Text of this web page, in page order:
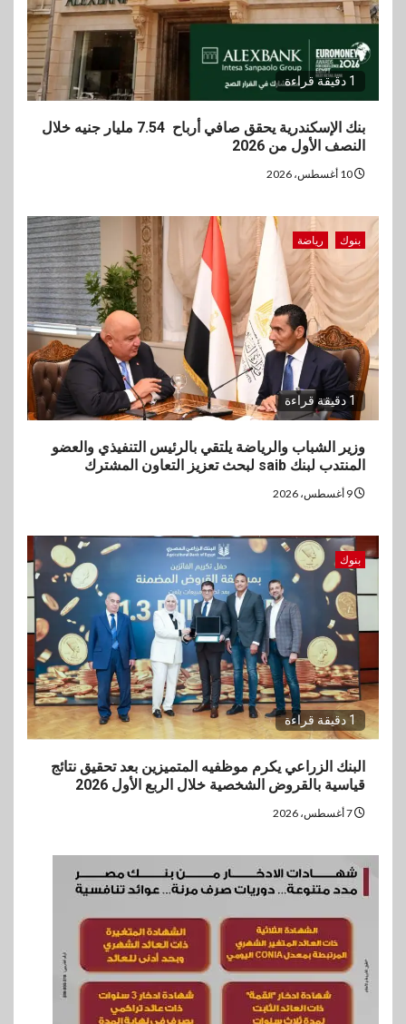
1 دقيقة قراءة
بنك الإسكندرية يحقق صافي أرباح 7.54 مليار جنيه خلال
النصف الأول من 2026
بنوك رياضة
1 دقيقة قراءة
وزير الشباب والرياضة يلتقي بالرئيس التنفيذي والعضو
المنتدب لبنك saib لبحث تعزيز التعاون المشترك
بنوك
1 دقيقة قراءة
البنك الزراعي يكرم موظفيه المتميزين بعد تحقيق نتائج
قياسية بالقروض الشخصية خلال الربع الأول 2026